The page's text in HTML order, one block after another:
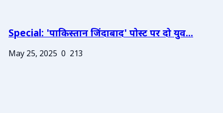
Special: 'पाकिस्तान जिंदाबाद' पोस्ट पर दो युव...
May 25, 2025 0 213